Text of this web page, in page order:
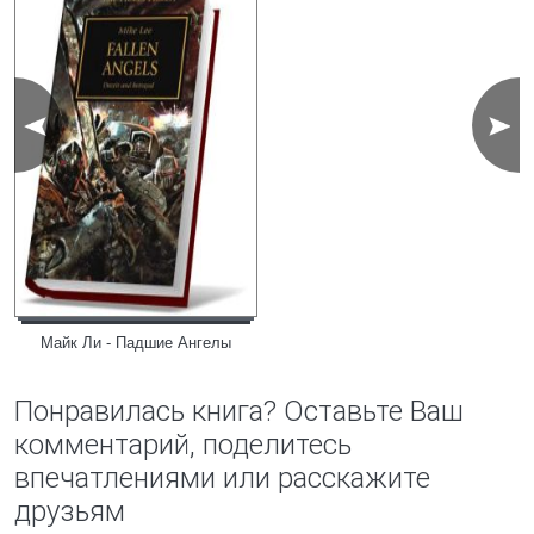
Майк Ли - Падшие Ангелы
Понравилась книга? Оставьте Ваш
комментарий, поделитесь
впечатлениями или расскажите
друзьям